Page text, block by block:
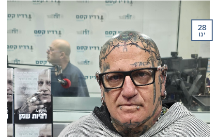
28
ינו